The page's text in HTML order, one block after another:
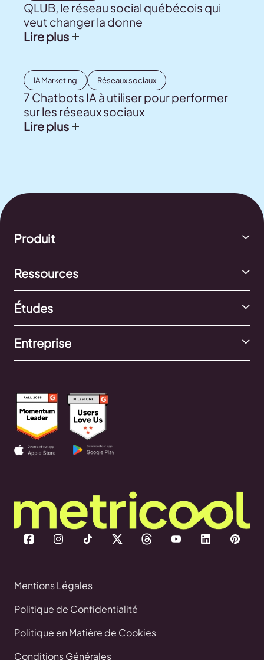
QLUB, le réseau social québécois qui
veut changer la donne
Lire plus
IA Marketing Réseaux sociaux
7 Chatbots IA à utiliser pour performer
sur les réseaux sociaux
Lire plus
Produit
Ressources
Études
Entreprise
Mentions Légales
Politique de Confidentialité
Politique en Matière de Cookies
Conditions Générales